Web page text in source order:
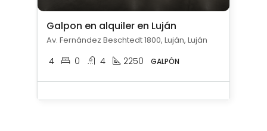
Galpon en alquiler en Luján
Av. Fernández Beschtedt 1800, Luján, Luján
4 0 4 2250 GALPÓN